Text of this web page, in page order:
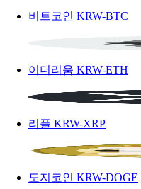
비트코인 KRW-BTC
이더리움 KRW-ETH
리플 KRW-XRP
도지코인 KRW-DOGE